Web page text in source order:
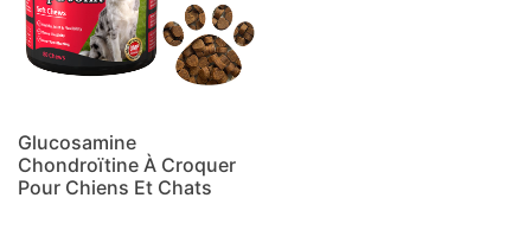
Glucosamine
Chondroïtine À Croquer
Pour Chiens Et Chats